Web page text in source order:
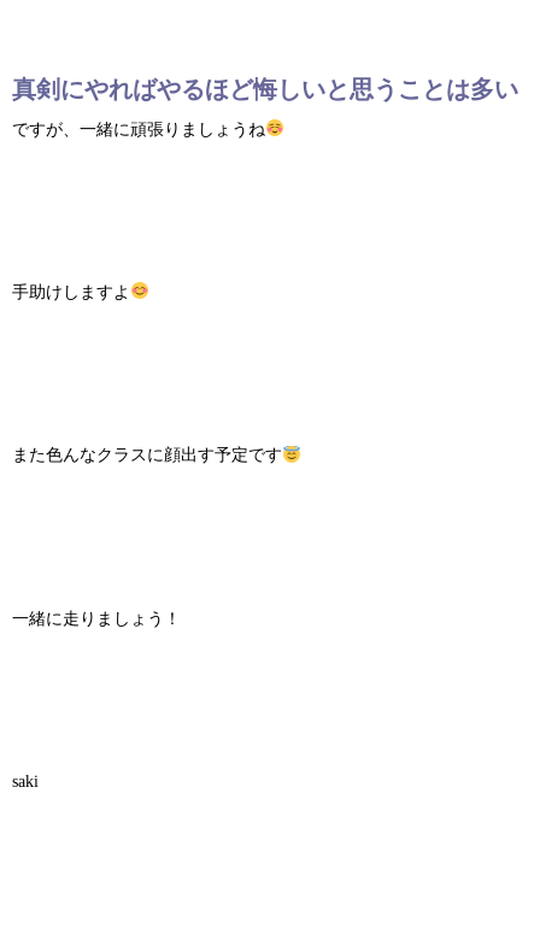
真剣にやればやるほど悔しいと思うことは多い
ですが、一緒に頑張りましょうね
手助けしますよ
また色んなクラスに顔出す予定です
一緒に走りましょう！
saki